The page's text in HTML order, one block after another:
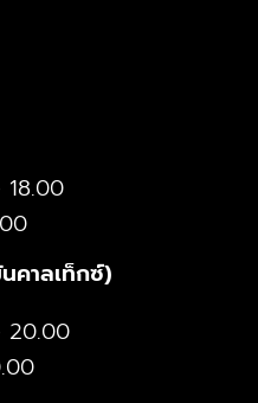
18.00
คาลเท็กซ์)
20.00